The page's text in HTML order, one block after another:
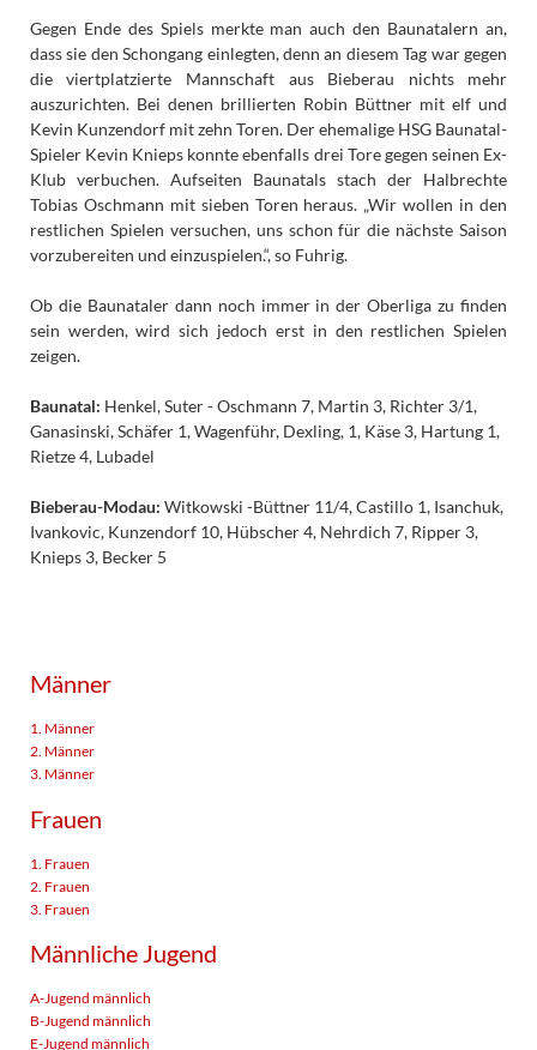
Gegen Ende des Spiels merkte man auch den Baunatalern an,
dass sie den Schongang einlegten, denn an diesem Tag war gegen
die viertplatzierte Mannschaft aus Bieberau nichts mehr
auszurichten. Bei denen brillierten Robin Büttner mit elf und
Kevin Kunzendorf mit zehn Toren. Der ehemalige HSG Baunatal-
Spieler Kevin Knieps konnte ebenfalls drei Tore gegen seinen Ex-
Klub verbuchen. Aufseiten Baunatals stach der Halbrechte
Tobias Oschmann mit sieben Toren heraus. „Wir wollen in den
restlichen Spielen versuchen, uns schon für die nächste Saison
vorzubereiten und einzuspielen.“, so Fuhrig.
Ob die Baunataler dann noch immer in der Oberliga zu finden
sein werden, wird sich jedoch erst in den restlichen Spielen
zeigen.
Baunatal: Henkel, Suter - Oschmann 7, Martin 3, Richter 3/1,
Ganasinski, Schäfer 1, Wagenführ, Dexling, 1, Käse 3, Hartung 1,
Rietze 4, Lubadel
Bieberau-Modau: Witkowski -Büttner 11/4, Castillo 1, Isanchuk,
Ivankovic, Kunzendorf 10, Hübscher 4, Nehrdich 7, Ripper 3,
Knieps 3, Becker 5
Männer
1. Männer
2. Männer
3. Männer
Frauen
1. Frauen
2. Frauen
3. Frauen
Männliche Jugend
A-Jugend männlich
B-Jugend männlich
E-Jugend männlich